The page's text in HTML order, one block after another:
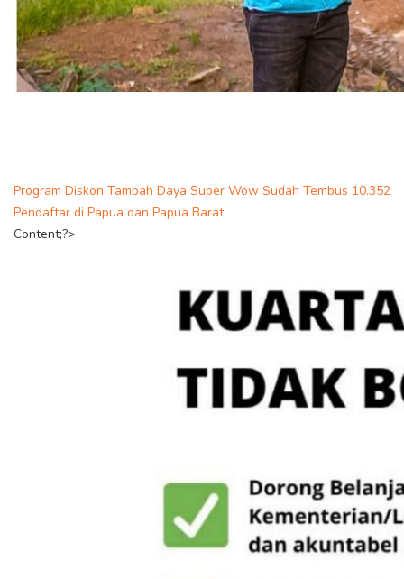
Program Diskon Tambah Daya Super Wow Sudah Tembus 10.352
Pendaftar di Papua dan Papua Barat
Content;?>